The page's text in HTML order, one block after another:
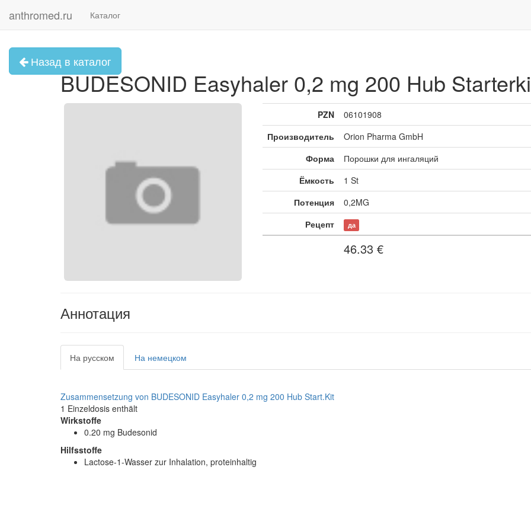
anthromed.ru Каталог
Назад в каталог
BUDESONID Easyhaler 0,2 mg 200 Hub
PZN
06101908
Производитель
Orion Pharma GmbH
Форма
Порошки для ингаляций
Ёмкость
1 St
Потенция
0,2MG
Рецепт
да
46.33 €
Аннотация
На русском На немецком
Zusammensetzung von BUDESONID Easyhaler 0,2 mg 200 Hub Start.Kit
1 Einzeldosis enthält
Wirkstoffe
0.20 mg Budesonid
Hilfsstoffe
Lactose-1-Wasser zur Inhalation, proteinhaltig